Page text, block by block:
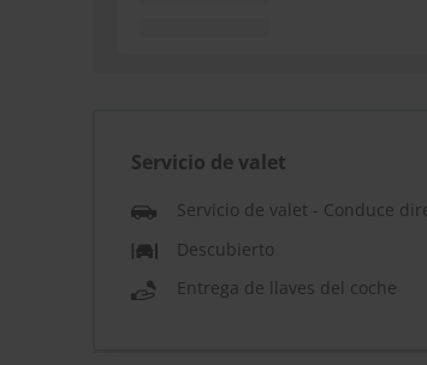
Servicio de valet
Servicio de valet - Conduce
Descubierto
Entrega de llaves del coche